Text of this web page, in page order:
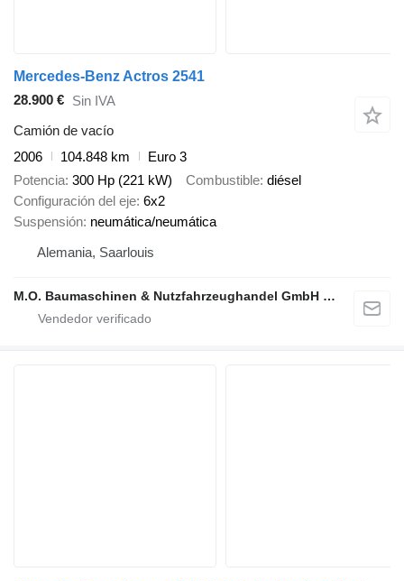
Mercedes-Benz Actros 2541
28.900 € Sin IVA
Camión de vacío
2006
104.848 km
Euro 3
Potencia 300 Hp (221 kW) Combustible diésel
Configuración del eje 6x2
Suspensión neumática/neumática
Alemania, Saarlouis
M.O. Baumaschinen & Nutzfahrzeughandel GmbH & CO.